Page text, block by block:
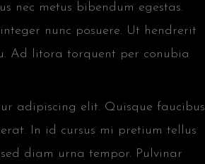
nec metus bibendum egestas.
nunc posuere. Ut hendrerit
Ad litora torquent per conubia
adipiscing elit. Quisque faucibus
In id cursus mi pretium tellus
diam urna tempor. Pulvinar